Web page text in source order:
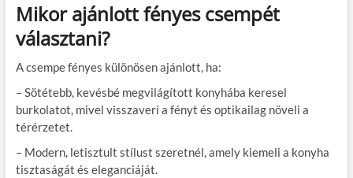
Mikor ajánlott fényes csempét
választani?
A csempe fényes különösen ajánlott, ha:
– Sötétebb, kevésbé megvilágított konyhába keresel
burkolatot, mivel visszaveri a fényt és optikailag növeli a
térérzetet.
– Modern, letisztult stílust szeretnél, amely kiemeli a konyha
tisztaságát és eleganciáját.